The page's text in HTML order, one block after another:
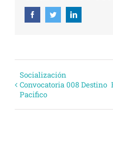
FacebookTwitterLinkedin
Evento
Navegación
Socialización
Convocatoria 008 Destino
Pacifico